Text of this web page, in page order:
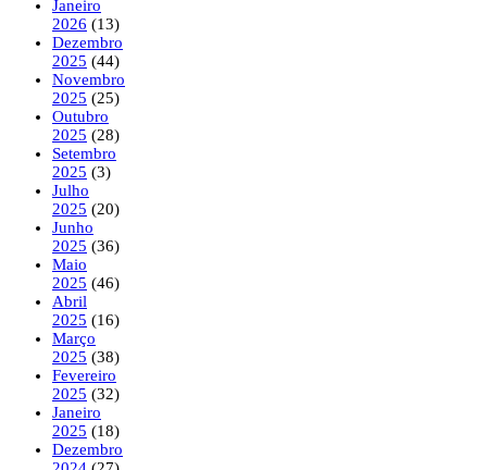
Janeiro
2026 (13)
Dezembro
2025 (44)
Novembro
2025 (25)
Outubro
2025 (28)
Setembro
2025 (3)
Julho
2025 (20)
Junho
2025 (36)
Maio
2025 (46)
Abril
2025 (16)
Março
2025 (38)
Fevereiro
2025 (32)
Janeiro
2025 (18)
Dezembro